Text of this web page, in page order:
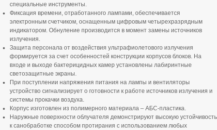
специальные инструменты.
Фиксация времени, отработанного лампами, обеспечивается
электронным счетчиком, оснащенным цифровым четырехразрядным
индикатором. Обнуление производится в момент замены источников
излучения.
Защита персонала от воздействия ультрафиолетового излучения
формируется за счет особенностей конструкции корпусов блоков. На
входе и выходе бактерицидных камер установлены лабиринтные
светозащитные экраны.
При поступлении напряжения питания на лампы и вентиляторы
устройство сигнализирует о готовности к работе источников излучения и
системы прокачки воздуха.
Корпус изготовлен из полимерного материала – АБС-пластика.
Наружные поверхности облучателя демонстрируют высокую устойчивость
к санобработке способом протирания с использованием любых